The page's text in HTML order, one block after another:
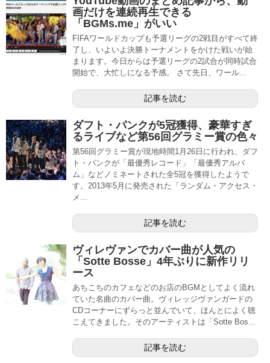
画だけを連続再生できる
「BGMs.me」がいい
FIFAワールドカップも予選リーグの2戦目がすべて終
了し、いよいよ決勝トーナメントをかけた戦いが始
まります。今日からは予選リーグの2試合が同時試合
開始で、大忙しになる予感。 さて先日、ワール...
記事を読む
ダフト・パンクが5冠獲得、豪華すぎ
るライブなど第56回グラミー賞の色々
第56回グラミー賞が現地時間1月26日に行われ、ダフ
ト・パンクが「最優秀レコード」「最優秀アルバ
ム」などノミネートされた全5冠を獲得したようで
す。2013年5月に発売された「ランダム・アクセス・
メ...
記事を読む
ヴィレヴァンでカバー曲が人気の
「Sotte Bosse」4年ぶりに新作リリ
ース
あちこちのカフェなどのお店のBGMとしてよく流れ
ていた名曲のカバー曲。ヴィレッジヴァンガードの
CDコーナーにずらっと並んでいて、ほんとによく聴
こえてきました。そのアーティストは「Sotte Bos...
記事を読む